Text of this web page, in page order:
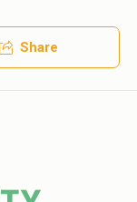
Share